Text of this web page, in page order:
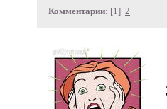
Комментарии: [1] 2